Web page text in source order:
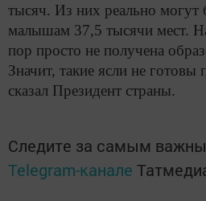
тысяч. Из них реально могут
малышам 37,5 тысячи мест.
пор просто не получена
Значит, такие ясли не
сказал Президент страны.
Следите за самым
Telegram-канале